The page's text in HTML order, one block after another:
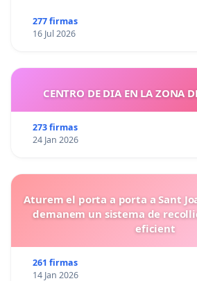
277 firmas
16 Jul 2026
CENTRO DE DIA EN LA ZONA
273 firmas
24 Jan 2026
Aturem el porta a porta a Sant
demanem un sistema de
eficient
261 firmas
14 Jan 2026